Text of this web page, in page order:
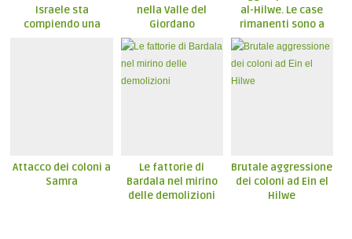
Israele sta
compiendo una
nella Valle del
Giordano
al-Hilwe. Le case
rimanenti sono a
Attacco dei coloni a
Samra
Le fattorie di
Bardala nel mirino
delle demolizioni
Brutale aggressione
dei coloni ad Ein el
Hilwe